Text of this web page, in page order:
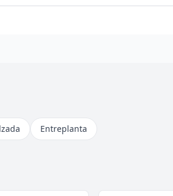
Entreplanta